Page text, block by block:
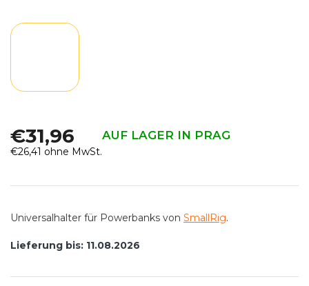
€31,96 AUF LAGER IN PRAG
€26,41 ohne MwSt.
Lieferung bis: 11.08.2026
Universalhalter für Powerbanks von SmallRig.